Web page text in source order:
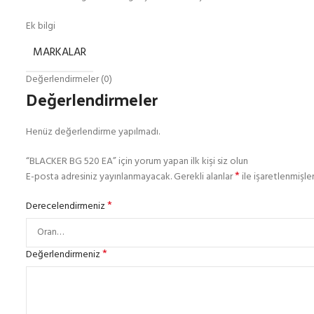
Ek bilgi
MARKALAR
Değerlendirmeler (0)
Değerlendirmeler
Henüz değerlendirme yapılmadı.
“BLACKER BG 520 EA” için yorum yapan ilk kişi siz olun
E-posta adresiniz yayınlanmayacak.Gerekli alanlar*ile
Derecelendirmeniz*
Değerlendirmeniz*